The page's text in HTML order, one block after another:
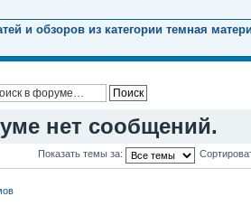
и обзоров из категории темная
нет сообщений.
Показать темы за: